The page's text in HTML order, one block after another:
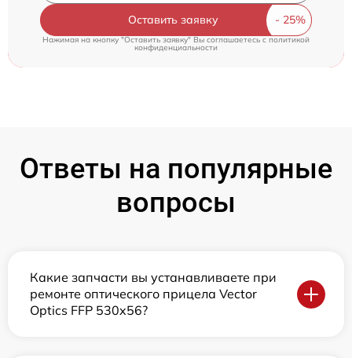
Оставить заявку
Нажимая на кнопку "Оставить заявку" Вы соглашаетесь cполитикой
конфиденциальности
Ответы на популярные
вопросы
Какие запчасти вы устанавливаете при
ремонте оптического прицела Vector
Optics FFP 530x56?